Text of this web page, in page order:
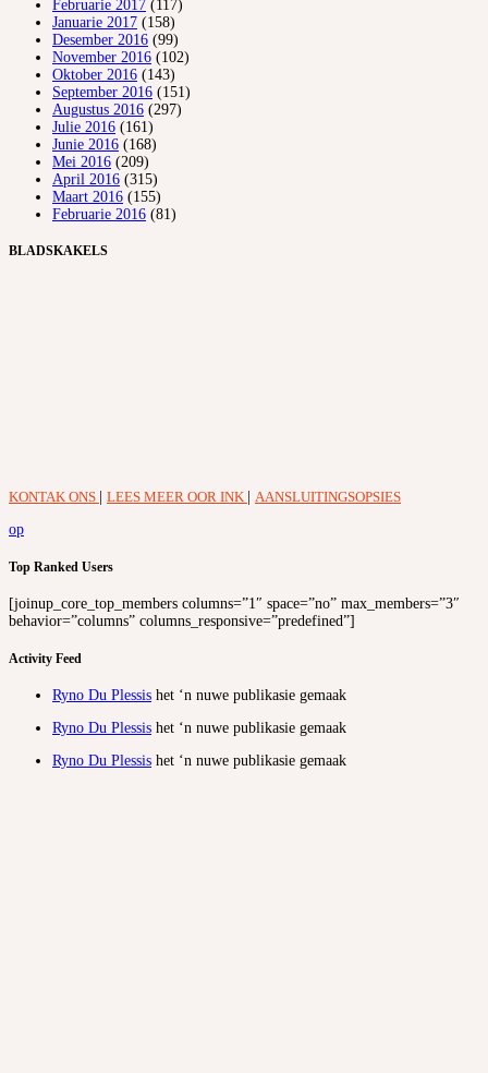
Februarie 2017 (117)
Januarie 2017 (158)
Desember 2016 (99)
November 2016 (102)
Oktober 2016 (143)
September 2016 (151)
Augustus 2016 (297)
Julie 2016 (161)
Junie 2016 (168)
Mei 2016 (209)
April 2016 (315)
Maart 2016 (155)
Februarie 2016 (81)
BLADSKAKELS
KONTAK ONS LEES MEER OOR INK
AANSLUITINGSOPSIES
op
Top Ranked Users
[joinup_core_top_members columns=”1″ space=”no” max_members=”3″
behavior=”columns” columns_responsive=”predefined”]
Activity Feed
Ryno Du Plessis het ‘n nuwe publikasie gemaak
Ryno Du Plessis het ‘n nuwe publikasie gemaak
Ryno Du Plessis het ‘n nuwe publikasie gemaak